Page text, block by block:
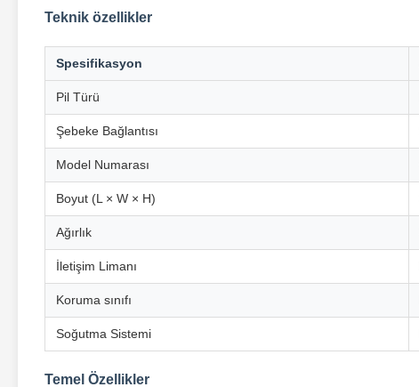
Teknik özellikler
Spesifikasyon
Pil Türü
Şebeke Bağlantısı
Model Numarası
Boyut (L × W × H)
Ağırlık
İletişim Limanı
Koruma sınıfı
Soğutma Sistemi
Temel Özellikler